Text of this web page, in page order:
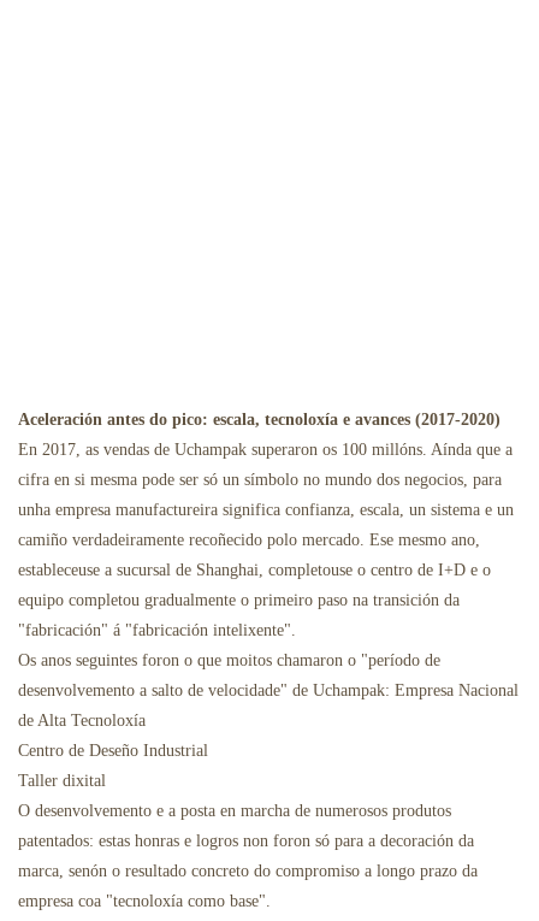
Aceleración antes do pico: escala, tecnoloxía e avances (2017-2020)
En 2017, as vendas de Uchampak superaron os 100 millóns. Aínda que a
cifra en si mesma pode ser só un símbolo no mundo dos negocios, para
unha empresa manufactureira significa confianza, escala, un sistema e un
camiño verdadeiramente recoñecido polo mercado. Ese mesmo ano,
estableceuse a sucursal de Shanghai, completouse o centro de I+D e o
equipo completou gradualmente o primeiro paso na transición da
"fabricación" á "fabricación intelixente".
Os anos seguintes foron o que moitos chamaron o "período de
desenvolvemento a salto de velocidade" de Uchampak: Empresa Nacional
de Alta Tecnoloxía
Centro de Deseño Industrial
Taller dixital
O desenvolvemento e a posta en marcha de numerosos produtos
patentados: estas honras e logros non foron só para a decoración da
marca, senón o resultado concreto do compromiso a longo prazo da
empresa coa "tecnoloxía como base".